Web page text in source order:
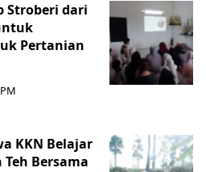
Stroberi dari
Pertanian
KKN Belajar
Bersama